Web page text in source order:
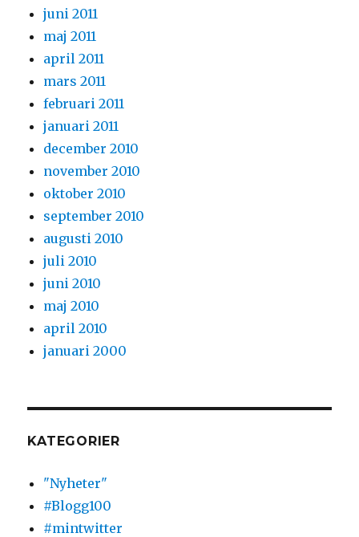
juni 2011
maj 2011
april 2011
mars 2011
februari 2011
januari 2011
december 2010
november 2010
oktober 2010
september 2010
augusti 2010
juli 2010
juni 2010
maj 2010
april 2010
januari 2000
KATEGORIER
"Nyheter"
#Blogg100
#mintwitter